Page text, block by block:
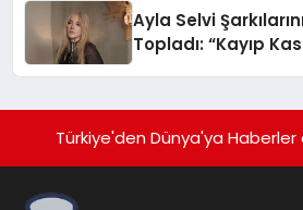
Ayla Selvi
Topladı: “Kayıp
Türkiye'den Dünya'ya Haberler